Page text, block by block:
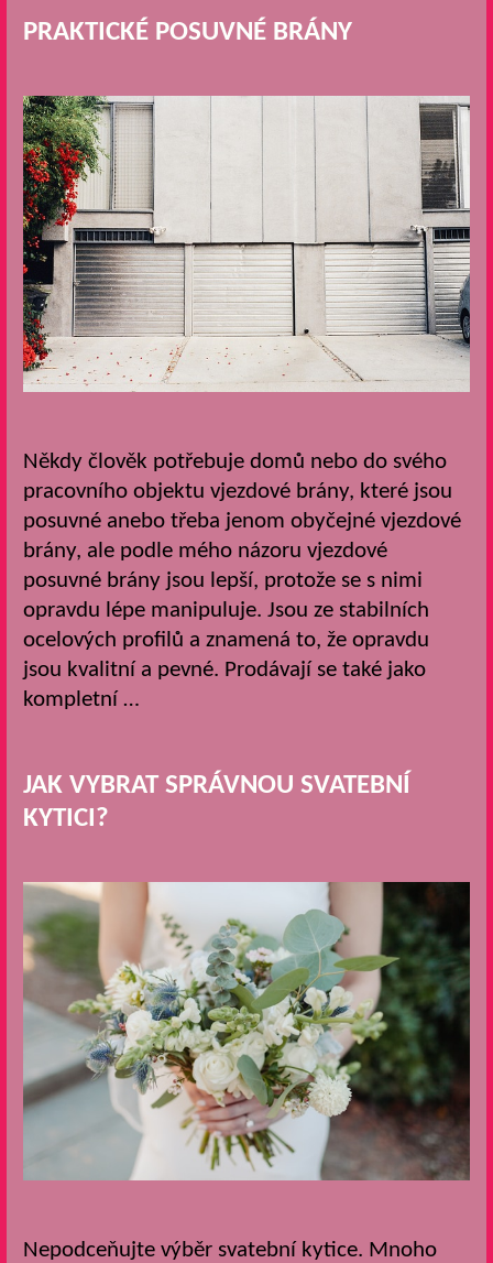
PRAKTICKÉ POSUVNÉ BRÁNY
Někdy člověk potřebuje domů nebo do svého
pracovního objektu vjezdové brány, které jsou
posuvné anebo třeba jenom obyčejné vjezdové
brány, ale podle mého názoru vjezdové
posuvné brány jsou lepší, protože se s nimi
opravdu lépe manipuluje. Jsou ze stabilních
ocelových profilů a znamená to, že opravdu
jsou kvalitní a pevné. Prodávají se také jako
kompletní …
JAK VYBRAT SPRÁVNOU SVATEBNÍ
KYTICI?
Nepodceňujte výběr svatební kytice. Mnoho